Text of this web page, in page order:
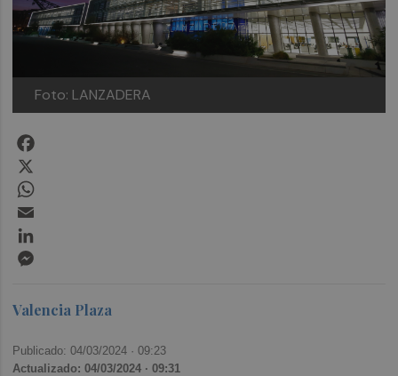
Foto: LANZADERA
Valencia Plaza
Publicado: 04/03/2024 ·09:23
Actualizado: 04/03/2024 · 09:31